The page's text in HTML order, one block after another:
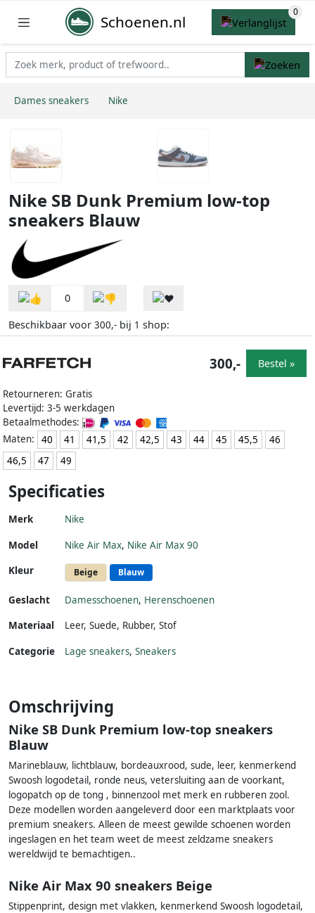
Schoenen.nl
Dames sneakers Nike
Nike SB Dunk Premium low-top
sneakers Blauw
0
Beschikbaar voor 300,- bij 1 shop:
Retourneren: Gratis
Levertijd: 3-5 werkdagen
Betaalmethodes:
Maten:
40 41 41,5 42 42,5 43 44 45 45,5
46
46,5
47 49
300,- Bestel »
Specificaties
Merk Nike
Model Nike Air Max, Nike Air Max 90
Kleur
Beige Blauw
Geslacht Damesschoenen, Herenschoenen
Materiaal
Leer, Suede, Rubber, Stof
Categorie Lage sneakers, Sneakers
Omschrijving
Nike SB Dunk Premium low-top sneakers
Blauw
Marineblauw, lichtblauw, bordeauxrood, sude, leer, kenmerkend
Swoosh logodetail, ronde neus, vetersluiting aan de voorkant,
logopatch op de tong , binnenzool met merk en rubberen zool.
Deze modellen worden aangeleverd door een marktplaats voor
premium sneakers. Alleen de meest gewilde schoenen worden
ingeslagen en het team weet de meest zeldzame sneakers
wereldwijd te bemachtigen..
Nike Air Max 90 sneakers Beige
Stippenprint, design met vlakken, kenmerkend Swoosh logodetail,